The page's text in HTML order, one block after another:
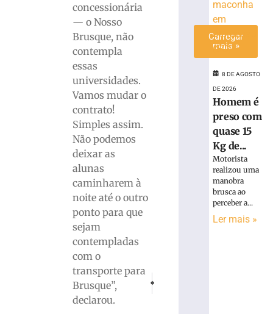
concessionária
— o Nosso
Brusque, não
contempla
essas
universidades.
Vamos mudar o
contrato!
Simples assim.
Não podemos
deixar as
alunas
caminharem à
noite até o outro
ponto para que
sejam
contempladas
com o
transporte para
Brusque”,
declarou.
Carregar
mais »
8 DE AGOSTO
DE 2026
Homem é
preso com
quase 15
Kg de...
Motorista
realizou uma
manobra
brusca ao
perceber a...
Ler mais »